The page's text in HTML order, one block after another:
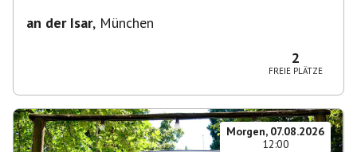
an der Isar, München
2
FREIE PLÄTZE
Morgen, 07.08.2026
12:00